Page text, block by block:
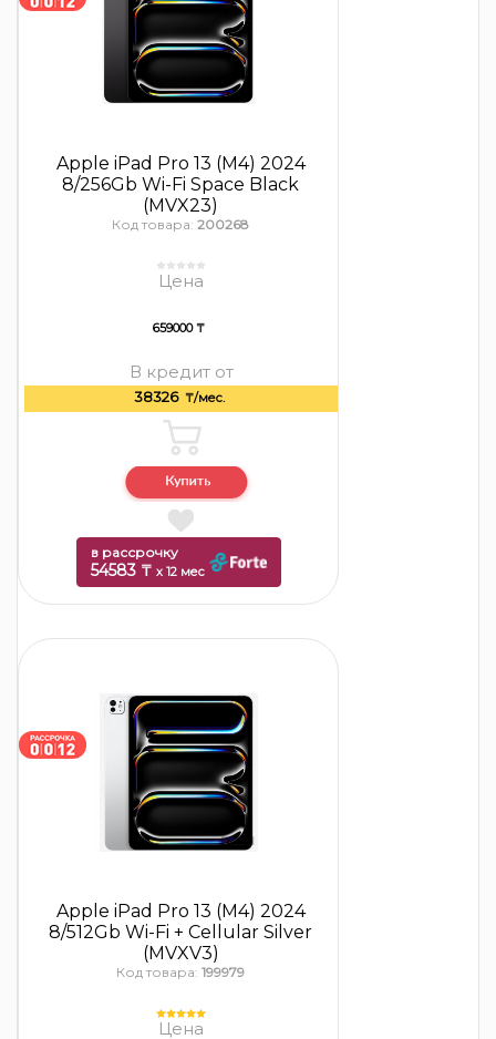
Apple iPad Pro 13 (M4) 2024
8/256Gb Wi-Fi Space Black
(MVX23)
Код товара: 200268
Цена
659000 ₸
В кредит от
38326 ₸/мес.
в рассрочку
54583 ₸ x 12 мес
Apple iPad Pro 13 (M4) 2024
8/512Gb Wi-Fi + Cellular Silver
(MVXV3)
Код товара: 199979
Цена